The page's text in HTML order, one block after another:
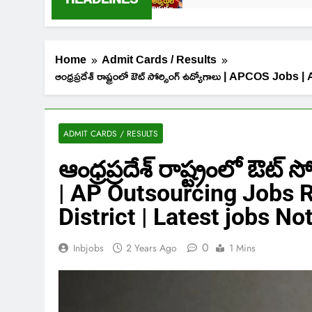
Home
Admit Cards / Results
ఆంధ్రప్రదేశ్ రాష్ట్రంలో ఔట్ సోర్సింగ్ ఉద్యోగాలు | APCOS
ADMIT CARDS / RESULTS
ఆంధ్రప్రదేశ్ రాష్ట్రంలో ఔట్
| AP Outsourcing Jobs
District | Latest jobs
Inbjobs 2 Years Ago 0 1 Mins